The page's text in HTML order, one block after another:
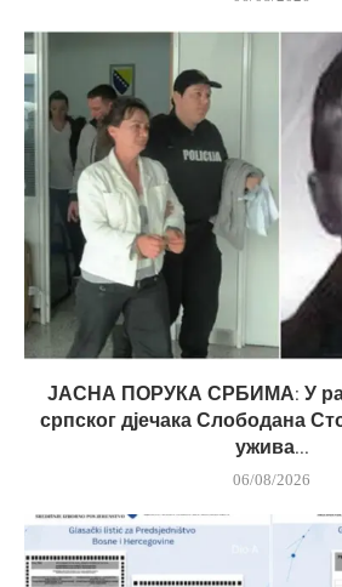
ЈАСНА ПОРУКА СРБИМА: У
српског дјечака Слободана
ужива...
06/08/2026